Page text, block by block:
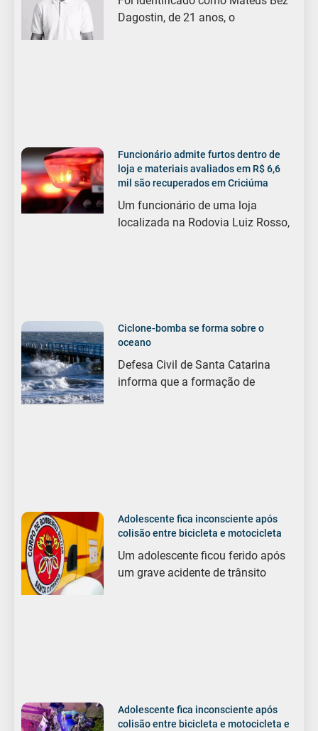
Dagostin, de 21 anos, o
Funcionário admite furtos dentro de
loja e materiais avaliados em R$ 6,6
mil são recuperados em Criciúma
Um funcionário de uma loja
localizada na Rodovia Luiz Rosso,
Ciclone-bomba se forma sobre o
oceano
Defesa Civil de Santa Catarina
informa que a formação de
Adolescente fica inconsciente após
colisão entre bicicleta e motocicleta
Um adolescente ficou ferido após
um grave acidente de trânsito
Adolescente fica inconsciente após
colisão entre bicicleta e motocicleta e